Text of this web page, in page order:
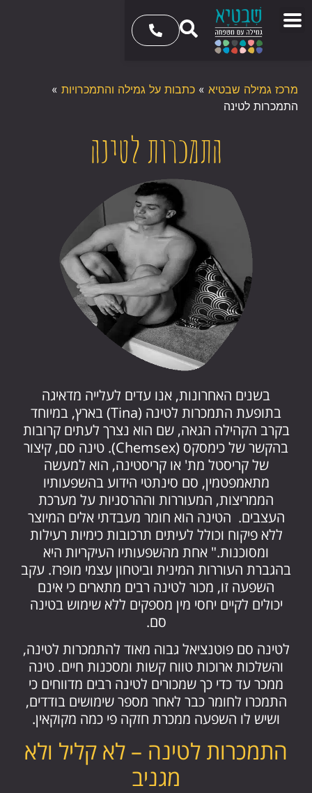
מרכז גמילה שבטיא » כתבות על גמילה והתמכרויות »
התמכרות לטינה
התמכרות לטינה
בשנים האחרונות, אנו עדים לעלייה מדאיגה
בתופעת התמכרות לטינה (Tina) בארץ, במיוחד
בקרב הקהילה הגאה, שם הוא נצרך לעתים קרובות
בהקשר של כימסקס (Chemsex). טינה סם, קיצור
של קריסטל מת' או קריסטינה, הוא למעשה
מתאמפטמין, סם סינתטי הידוע בהשפעותיו
הממריצות, המעוררות וההרסניות על מערכת
העצבים. הטינה הוא חומר מעבדתי אלים המיוצר
ללא פיקוח וכולל לעיתים תרכובות כימיות רעילות
ומסוכנות." אחת מהשפעותיו העיקריות היא
בהגברת העוררות המינית וביטחון עצמי מופרז. עקב
השפעה זו, מכור לטינה רבים מתארים כי אינם
יכולים לקיים יחסי מין מספקים ללא שימוש בטינה
סם.
לטינה סם פוטנציאל גבוה מאוד להתמכרות לטינה,
והשלכות ארוכות טווח קשות ומסכנות חיים. טינה
ממכר עד כדי כך שמכורים לטינה רבים מדווחים כי
התמכרו לחומר כבר לאחר מספר שימושים בודדים,
ושיש לו השפעה ממכרת חזקה פי כמה מקוקאין.
התמכרות לטינה – לא קליל ולא
מגניב